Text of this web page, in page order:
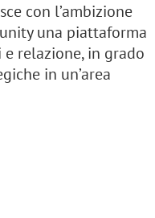
con l’ambizione
una piattaforma
relazione, in grado
in un’area